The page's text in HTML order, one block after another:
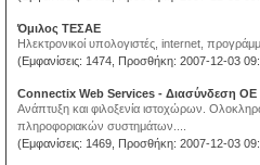
Όμιλος ΤΕΣΑΕ
Ηλεκτρονικοί υπολογιστές, internet,
(Εμφανίσεις: 1474, Προσθήκη: 2007-12-03
Connectix Web Services - Διασύνδεση ΟΕ
Ανάπτυξη και φιλοξενία ιστοχώρων.
πληροφοριακών συστημάτων....
(Εμφανίσεις: 1469, Προσθήκη: 2007-12-03